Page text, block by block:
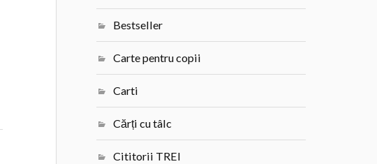
Bestseller
Carte pentru copii
Carti
Cărți cu tâlc
Cititorii TREI